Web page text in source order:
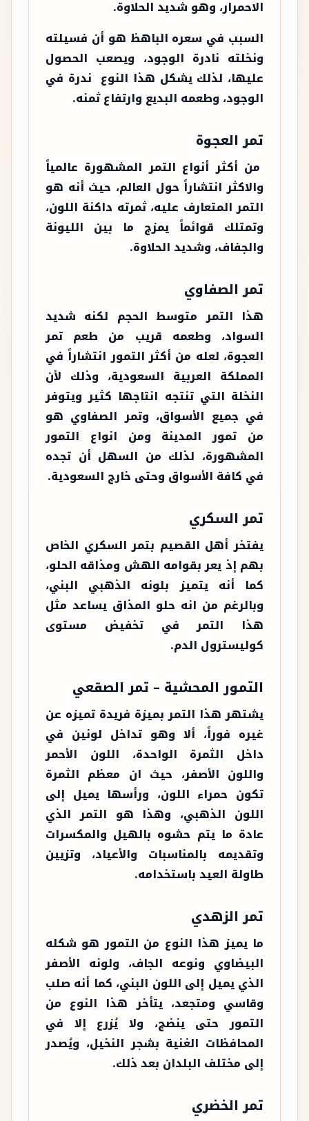
الاحمرار، وهو شديد الحلاوة.
السبب في سعره الباهظ هو أن فسيلته
ونخلته نادرة الوجود، ويصعب الحصول
عليها، لذلك يشكل هذا النوع ندرة في
الوجود، وطعمه البديع وارتفاع ثمنه.
تمر العجوة
من أكثر أنواع التمر المشهورة عالمياً
والاكثر انتشاراً حول العالم، حيث أنه هو
التمر المتعارف عليه، ثمرته داكنة اللون،
وتمتلك قوائماً يمزج ما بين الليونة
والجفاف، وشديد الحلاوة.
تمر الصفاوي
هذا التمر متوسط الحجم لكنه شديد
السواد، وطعمه قريب من طعم تمر
العجوة، لعله من أكثر التمور انتشاراً في
المملكة العربية السعودية، وذلك لأن
النخلة التي تنتجه انتاجها كثير ويتوفر
في جميع الأسواق، وتمر الصفاوي هو
من تمور المدينة ومن انواع التمور
المشهورة، لذلك من السهل أن تجده
في كافة الأسواق وحتى خارج السعودية.
تمر السكري
يفتخر أهل القصيم بتمر السكري الخاص
بهم إذ يعر بقوامه الهش ومذاقه الحلو،
كما أنه يتميز بلونه الذهبي البني،
وبالرغم من انه حلو المذاق يساعد مثل
هذا التمر في تخفيض مستوى
كوليسترول الدم.
التمور المحشية – تمر الصقعي
يشتهر هذا التمر بميزة فريدة تميزه عن
غيره فوراً، ألا وهو تداخل لونين في
داخل الثمرة الواحدة، اللون الأحمر
واللون الأصفر، حيث ان معظم الثمرة
تكون حمراء اللون، ورأسها يميل إلى
اللون الذهبي، وهذا هو التمر الذي
عادة ما يتم حشوه بالهيل والمكسرات
وتقديمه بالمناسبات والأعياد، وتزيين
طاولة العيد باستخدامه.
تمر الزهدي
ما يميز هذا النوع من التمور هو شكله
البيضاوي ونوعه الجاف، ولونه الأصفر
الذي يميل إلى اللون البني، كما أنه صلب
وقاسي ومتجعد، يتأخر هذا النوع من
التمور حتى ينضج، ولا يُزرع إلا في
المحافظات الغنية بشجر النخيل، ويُصدر
إلى مختلف البلدان بعد ذلك.
تمر الخضري